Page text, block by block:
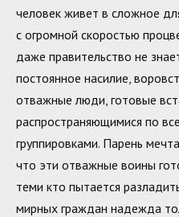
человек живет в сложное
с огромной скоростью
даже правительство не
постоянное насилие,
отважные люди, готовые
распространяющимися по
группировками. Парень
что эти отважные воины
теми кто пытается
мирных граждан надежда